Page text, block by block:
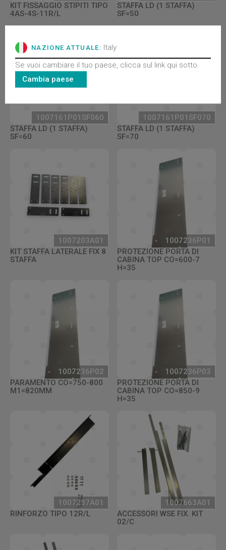
KIT FISSAGGIO STIPITI TIPO
4AS-4S-11R/L
STAFFA LD (1 STAFFA)
SF=50
1007161P01SF060
STAFFA LD (1 STAFFA)
SF=60
1007161P01SF070
STAFFA LD (1 STAFFA)
SF=70
1007203A01
KIT STAFFA LATERALE FIX 8
STAFFA
1007236P01
PROTEZIONE PORTA DI
CABINA TOP CO=600-7
H=35
1007236P02
PARAMENTO CO=750-800
M1=820MM
1007236P03
PROTEZIONE PORTA DI
CABINA TOP CO=850-9
H=35
1007237A01
RINFORZO TIPO 12R/L
1007663A01
ACCESSORI WSE FIX. KIT
02/C
NAZIONE ATTUALE: Italy
Se vuoi cambiare il tuo paese, clicca sul link qui sotto.
Cambia paese